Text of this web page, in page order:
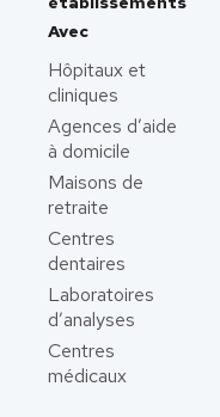
Avec
Hôpitaux et
cliniques
Agences d’aide
à domicile
Maisons de
retraite
Centres
dentaires
Laboratoires
d’analyses
Centres
médicaux